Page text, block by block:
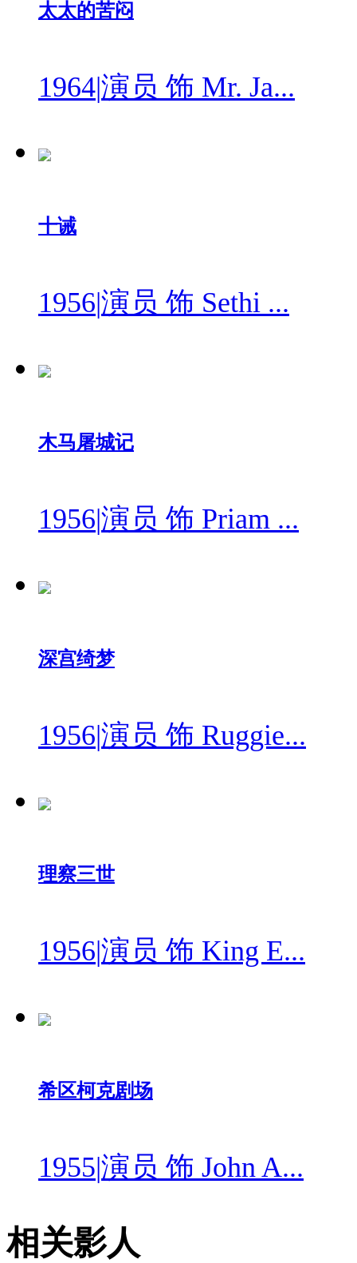
太太的苦闷
1964|演员 饰 Mr. Ja...
十诫
1956|演员 饰 Sethi ...
木马屠城记
1956|演员 饰 Priam ...
深宫绮梦
1956|演员 饰 Ruggie...
理察三世
1956|演员 饰 King E...
希区柯克剧场
1955|演员 饰 John A...
相关影人